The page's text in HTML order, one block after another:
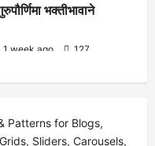
भक्तीभावाने
1 week ago 127